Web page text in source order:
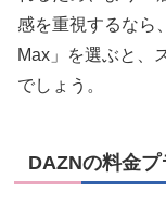
感を重視するなら
Max」を選ぶと、
でしょう。
DAZNの料金プ